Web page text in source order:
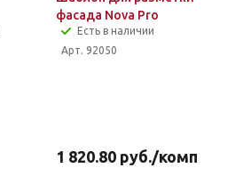
фасада Nova Pro
Есть в наличии
Арт. 92050
1 820.80 руб./комп